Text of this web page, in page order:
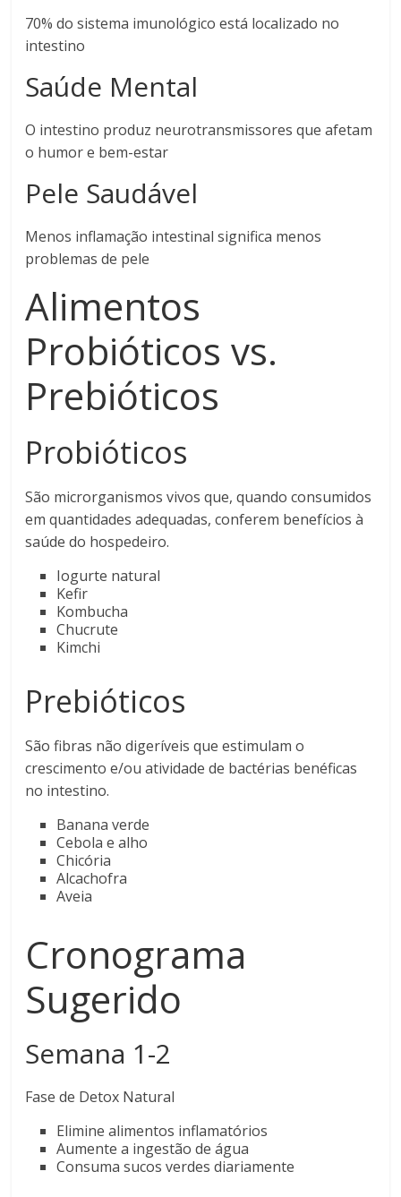
70% do sistema imunológico está localizado no
intestino
Saúde Mental
O intestino produz neurotransmissores que afetam
o humor e bem-estar
Pele Saudável
Menos inflamação intestinal significa menos
problemas de pele
Alimentos
Probióticos vs.
Prebióticos
Probióticos
São microrganismos vivos que, quando consumidos
em quantidades adequadas, conferem benefícios à
saúde do hospedeiro.
Iogurte natural
Kefir
Kombucha
Chucrute
Kimchi
Prebióticos
São fibras não digeríveis que estimulam o
crescimento e/ou atividade de bactérias benéficas
no intestino.
Banana verde
Cebola e alho
Chicória
Alcachofra
Aveia
Cronograma
Sugerido
Semana 1-2
Fase de Detox Natural
Elimine alimentos inflamatórios
Aumente a ingestão de água
Consuma sucos verdes diariamente